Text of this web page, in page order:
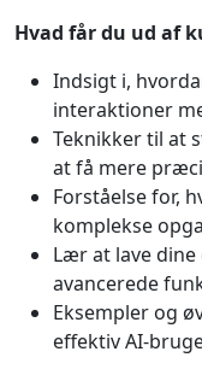
Hvad får du ud af
Indsigt i,
interaktioner
Teknikker til at
at få mere
Forståelse for,
komplekse
Lær at lave dine
avancerede
Eksempler og
effektiv AI-